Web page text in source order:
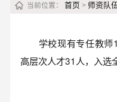
当前位置： 首页 > 师资队
学校现有专任教
高层次人才31人，入选